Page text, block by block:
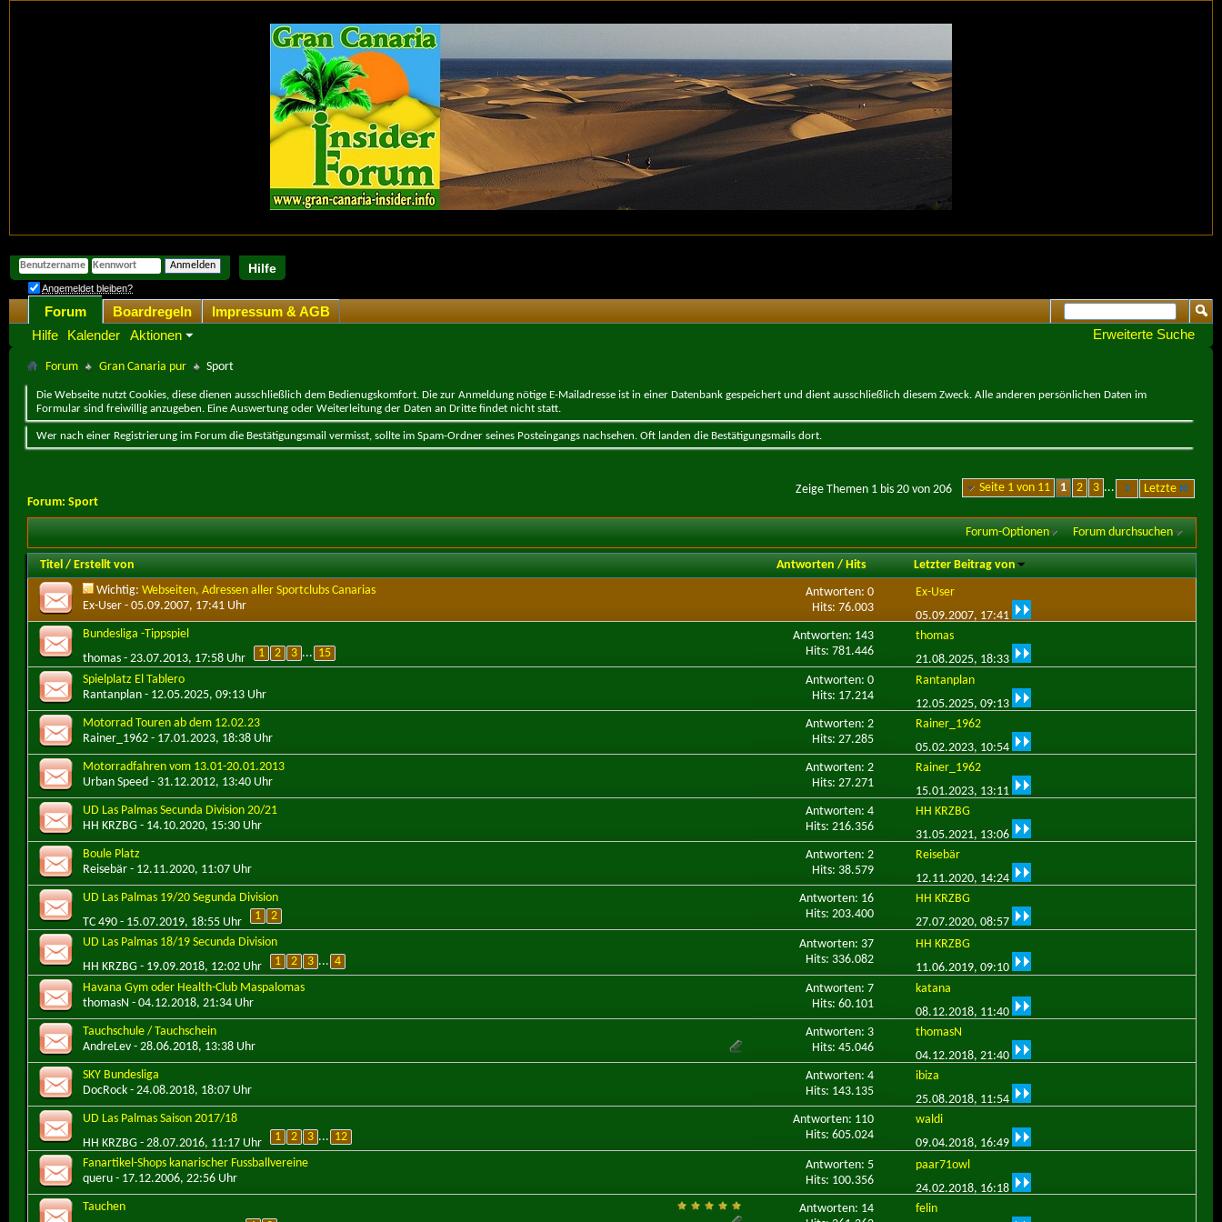
Hilfe
Angemeldet bleiben?
Forum
Hilfe
Kalender Aktionen
Boardregeln
Impressum & AGB
Erweiterte Suche
Forum Gran Canaria pur Sport
Die Webseite nutzt Cookies, diese dienen ausschließlich dem Bedienugskomfort. Die zur Anmeldung nötige E-Mailadresse ist in einer Datenbank gespeichert und dient ausschließlich diesem Zweck. Alle anderen persönlichen Daten im
Formular sind freiwillig anzugeben. Eine Auswertung oder Weiterleitung der Daten an Dritte findet nicht statt.
Wer nach einer Registrierung im Forum die Bestätigungsmail vermisst, sollte im Spam-Ordner seines Posteingangs nachsehen. Oft landen die Bestätigungsmails dort.
Seite 1 von 11 1 2 3 ... Letzte
Zeige Themen 1 bis 20 von 206
Forum: Sport
Forum-Optionen Forum durchsuchen
Titel / Erstellt von Antworten / Hits
Letzter Beitrag von
Wichtig: Webseiten, Adressen aller Sportclubs Canarias
Ex-User - 05.09.2007, 17:41 Uhr
Antworten: 0
Hits: 76.003
Ex-User
05.09.2007, 17:41
Bundesliga -Tippspiel
thomas - 23.07.2013, 17:58 Uhr 1 2 3 ... 15
Antworten: 143
Hits: 781.446
thomas
21.08.2025, 18:33
Spielplatz El Tablero
Rantanplan - 12.05.2025, 09:13 Uhr
Antworten: 0
Hits: 17.214
Rantanplan
12.05.2025, 09:13
Motorrad Touren ab dem 12.02.23
Rainer_1962 - 17.01.2023, 18:38 Uhr
Antworten: 2
Hits: 27.285
Rainer_1962
05.02.2023, 10:54
Motorradfahren vom 13.01-20.01.2013
Urban Speed - 31.12.2012, 13:40 Uhr
Antworten: 2
Hits: 27.271
Rainer_1962
15.01.2023, 13:11
UD Las Palmas Secunda Division 20/21
HH KRZBG - 14.10.2020, 15:30 Uhr
Antworten: 4
Hits: 216.356
HH KRZBG
31.05.2021, 13:06
Boule Platz
Reisebär - 12.11.2020, 11:07 Uhr
Antworten: 2
Hits: 38.579
Reisebär
12.11.2020, 14:24
UD Las Palmas 19/20 Segunda Division
TC 490 - 15.07.2019, 18:55 Uhr 1 2
Antworten: 16
Hits: 203.400
HH KRZBG
27.07.2020, 08:57
UD Las Palmas 18/19 Secunda Division
HH KRZBG - 19.09.2018, 12:02 Uhr 1 2 3 ... 4
Antworten: 37
Hits: 336.082
HH KRZBG
11.06.2019, 09:10
Havana Gym oder Health-Club Maspalomas
thomasN - 04.12.2018, 21:34 Uhr
Antworten: 7
Hits: 60.101
katana
08.12.2018, 11:40
Tauchschule / Tauchschein
AndreLev - 28.06.2018, 13:38 Uhr
Antworten: 3
Hits: 45.046
thomasN
04.12.2018, 21:40
SKY Bundesliga
DocRock - 24.08.2018, 18:07 Uhr
Antworten: 4
Hits: 143.135
ibiza
25.08.2018, 11:54
UD Las Palmas Saison 2017/18
HH KRZBG - 28.07.2016, 11:17 Uhr 1 2 3 ... 12
Antworten: 110
Hits: 605.024
waldi
09.04.2018, 16:49
Fanartikel-Shops kanarischer Fussballvereine
queru - 17.12.2006, 22:56 Uhr
Antworten: 5
Hits: 100.356
paar71owl
24.02.2018, 16:18
Tauchen
Antworten: 14
felin